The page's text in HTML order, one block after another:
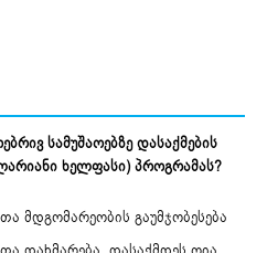
სამუშაოებზე დასაქმების
ხელფასი) პროგრამას?
მდგომარეობის გაუმჯობესება